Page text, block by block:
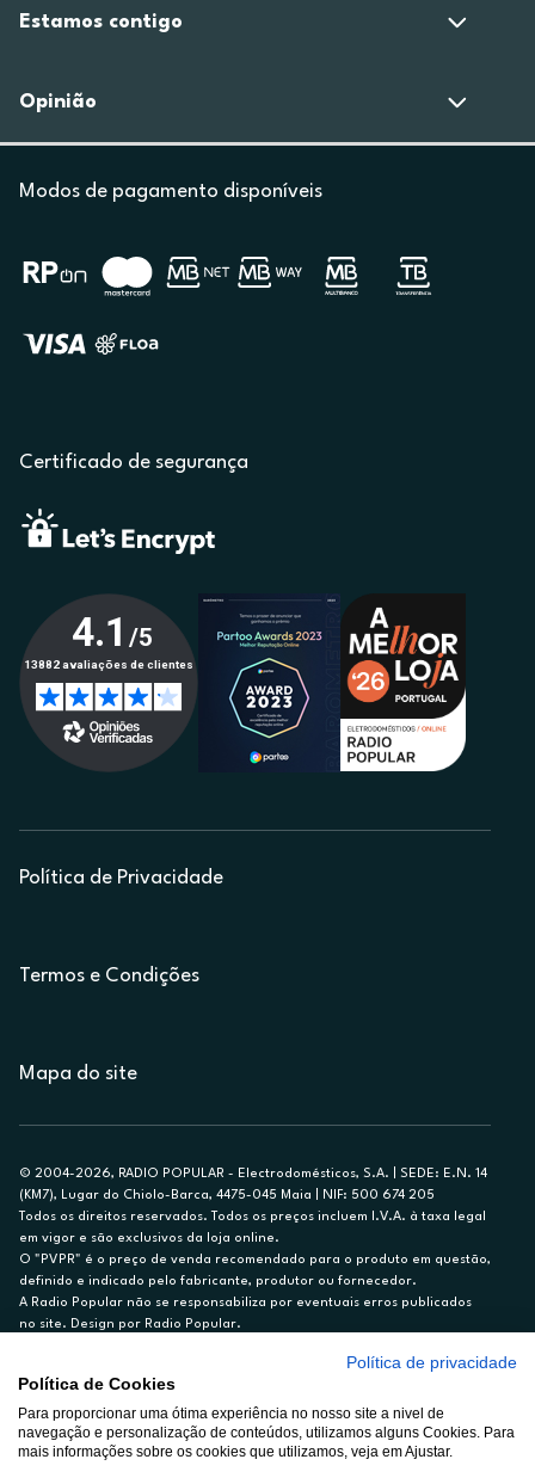
Estamos contigo
Opinião
Modos de pagamento disponíveis
Certificado de segurança
Política de Privacidade
Termos e Condições
Mapa do site
© 2004-2026, RADIO POPULAR - Electrodomésticos, S.A. | SEDE: E.N. 14
(KM7), Lugar do Chiolo-Barca, 4475-045 Maia | NIF: 500 674 205
Todos os direitos reservados. Todos os preços incluem I.V.A. à taxa legal
em vigor e são exclusivos da loja online.
O "PVPR" é o preço de venda recomendado para o produto em questão,
definido e indicado pelo fabricante, produtor ou fornecedor.
A Radio Popular não se responsabiliza por eventuais erros publicados
no site. Design por Radio Popular.
Ex. para limite de crédito de €1.500, reembolsado em 12 meses, TAN
14,79%.
Crédito sujeito a aprovação pelo Cetelem, marca BNP Paribas Personal
Finance, S.A., Sucursal em Portugal. Informe-se no 21 721 90 00 (dias
Política de privacidade
Política de Cookies
Para proporcionar uma ótima experiência no nosso site a nivel de
navegação e personalização de conteúdos, utilizamos alguns Cookies. Para
mais informações sobre os cookies que utilizamos, veja em Ajustar.